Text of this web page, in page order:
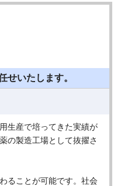
せいたします。
生産で培ってきた実績が
の製造工場として抜擢さ
ることが可能です。社会